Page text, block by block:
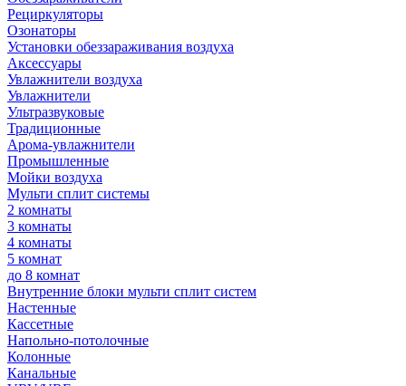
Рециркуляторы
Озонаторы
Установки обеззараживания воздуха
Аксессуары
Увлажнители воздуха
Увлажнители
Ультразвуковые
Традиционные
Арома-увлажнители
Промышленные
Мойки воздуха
Мульти сплит системы
2 комнаты
3 комнаты
4 комнаты
5 комнат
до 8 комнат
Внутренние блоки мульти сплит систем
Настенные
Кассетные
Напольно-потолочные
Колонные
Канальные